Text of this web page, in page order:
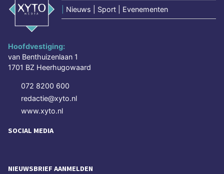
Nieuws | Sport | Evenementen
Hoofdvestiging:
van Benthuizenlaan 1
1701 BZ Heerhugowaard
072 8200 600
redactie@xyto.nl
www.xyto.nl
SOCIAL MEDIA
NIEUWSBRIEF AANMELDEN